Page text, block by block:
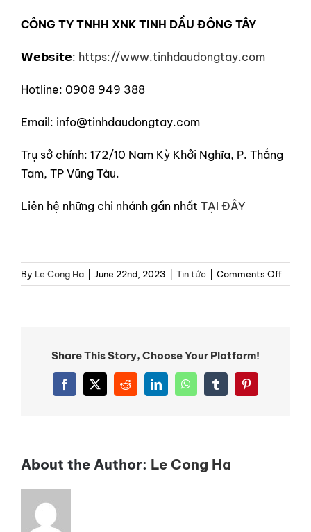
CÔNG TY TNHH XNK TINH DẦU ĐÔNG TÂY
𝗪𝗲𝗯𝘀𝗶𝘁𝗲: https://www.tinhdaudongtay.com
Hotline: 0908 949 388
Email: info@tinhdaudongtay.com
Trụ sở chính: 172/10 Nam Kỳ Khởi Nghĩa, P. Thắng
Tam, TP Vũng Tàu.
Liên hệ những chi nhánh gần nhất TẠI ĐÂY
By Le Cong Ha June 22nd, 2023 Tin tức Comments Offon
Có
Share This Story, Choose Your Platform!
Facebook
X RedditLinkedInWhatsAppTumblrPinterest
About the Author: Le Cong Ha